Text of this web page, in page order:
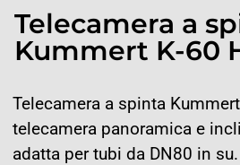
Telecamera a
Kummert K-60
Telecamera a spinta
telecamera panoramica e
adatta per tubi da DN80 in